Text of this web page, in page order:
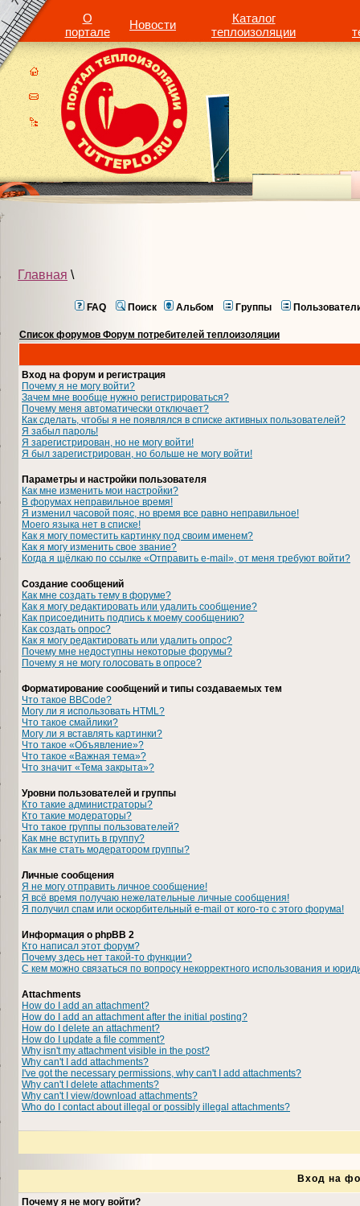
О
портале
Новости
Каталог
теплоизоляции
Главная \
FAQ Поиск Альбом Группы
Список форумов Форум потребителей теплоизоляции
Вход на форум и регистрация
Почему я не могу войти?
Зачем мне вообще нужно регистрироваться?
Почему меня автоматически отключает?
Как сделать, чтобы я не появлялся в списке активных пользователей?
Я забыл пароль!
Я зарегистрирован, но не могу войти!
Я был зарегистрирован, но больше не могу войти!
Параметры и настройки пользователя
Как мне изменить мои настройки?
В форумах неправильное время!
Я изменил часовой пояс, но время все равно неправильное!
Моего языка нет в списке!
Как я могу поместить картинку под своим именем?
Как я могу изменить свое звание?
Когда я щёлкаю по ссылке «Отправить e-mail», от меня требуют войти?
Создание сообщений
Как мне создать тему в форуме?
Как я могу редактировать или удалить сообщение?
Как присоединить подпись к моему сообщению?
Как создать опрос?
Как я могу редактировать или удалить опрос?
Почему мне недоступны некоторые форумы?
Почему я не могу голосовать в опросе?
Форматирование сообщений и типы создаваемых тем
Что такое BBCode?
Могу ли я использовать HTML?
Что такое смайлики?
Могу ли я вставлять картинки?
Что такое «Объявление»?
Что такое «Важная тема»?
Что значит «Тема закрыта»?
Уровни пользователей и группы
Кто такие администраторы?
Кто такие модераторы?
Что такое группы пользователей?
Как мне вступить в группу?
Как мне стать модератором группы?
Личные сообщения
Я не могу отправить личное сообщение!
Я всё время получаю нежелательные личные сообщения!
Я получил спам или оскорбительный e-mail от кого-то с этого форума!
Информация о phpBB 2
Кто написал этот форум?
Почему здесь нет такой-то функции?
С кем можно связаться по вопросу некорректного использования и
Attachments
How do I add an attachment?
How do I add an attachment after the initial posting?
How do I delete an attachment?
How do I update a file comment?
Why isn't my attachment visible in the post?
Why can't I add attachments?
I've got the necessary permissions, why can't I add attachments?
Why can't I delete attachments?
Why can't I view/download attachments?
Who do I contact about illegal or possibly illegal attachments?
Вход на
Почему я не могу войти?